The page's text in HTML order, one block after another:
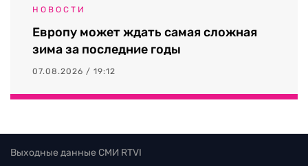
НОВОСТИ
Европу может ждать самая сложная
зима за последние годы
07.08.2026 / 19:12
Выходные данные СМИ RTVI